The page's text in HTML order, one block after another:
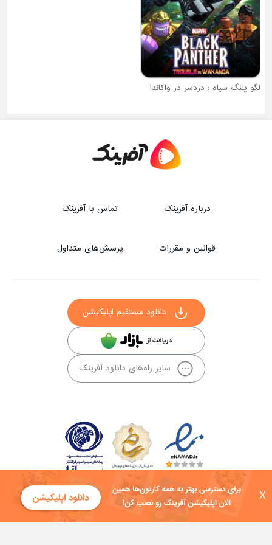
X
لگو پلنگ سیاه : دردسر در واکاندا
درباره آفرینک تماس با آفرینک
قوانین و مقررات پرسش‌های متداول
دانلود مستقیم اپلیکیشن
سایر راه‌های دانلود آفرینک
کلیه حقوق این سایت به شرکت توسعه فناوی هفت آسمان توکان تعلق دارد و